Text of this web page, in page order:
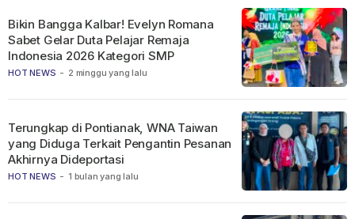
HOT NEWS - 2 minggu yang lalu
Bikin Bangga Kalbar! Evelyn Romana
Sabet Gelar Duta Pelajar Remaja
Indonesia 2026 Kategori SMP
HOT NEWS - 1 bulan yang lalu
Terungkap di Pontianak, WNA Taiwan
yang Diduga Terkait Pengantin Pesanan
Akhirnya Dideportasi